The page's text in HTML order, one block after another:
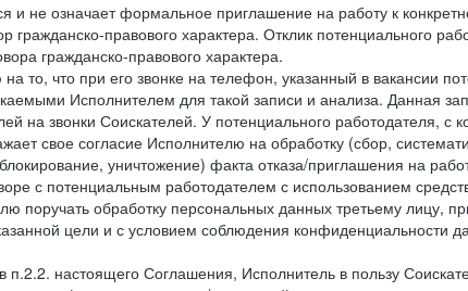
не означает формальное приглашение на работу к
гражданско-правового характера. Отклик потенциального
гражданско-правового характера.
то, что при его звонке на телефон, указанный в вакансии
Исполнителем для такой записи и анализа. Данная
на звонки Соискателей. У потенциального работодателя,
свое согласие Исполнителю на обработку (сбор,
уничтожение) факта отказа/приглашения на
с потенциальным работодателем с использованием
поручать обработку персональных данных третьему лицу,
цели и с условием соблюдения конфиденциальности
настоящего Соглашения, Исполнитель в пользу